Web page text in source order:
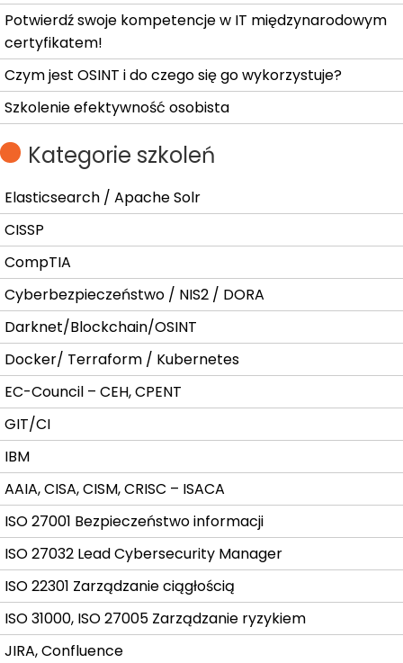
Potwierdź swoje kompetencje w IT międzynarodowym
certyfikatem!
Czym jest OSINT i do czego się go wykorzystuje?
Szkolenie efektywność osobista
Kategorie szkoleń
Elasticsearch / Apache Solr
CISSP
CompTIA
Cyberbezpieczeństwo / NIS2 / DORA
Darknet/Blockchain/OSINT
Docker/ Terraform / Kubernetes
EC-Council – CEH, CPENT
GIT/CI
IBM
AAIA, CISA, CISM, CRISC – ISACA
ISO 27001 Bezpieczeństwo informacji
ISO 27032 Lead Cybersecurity Manager
ISO 22301 Zarządzanie ciągłością
ISO 31000, ISO 27005 Zarządzanie ryzykiem
JIRA, Confluence